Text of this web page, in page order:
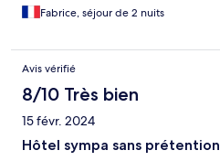
Fabrice, séjour de 2 nuits
Avis vérifié
8/10 Très bien
15 févr. 2024
Hôtel sympa sans prétention